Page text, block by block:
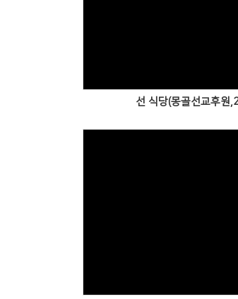
선 식당(몽골선교후원